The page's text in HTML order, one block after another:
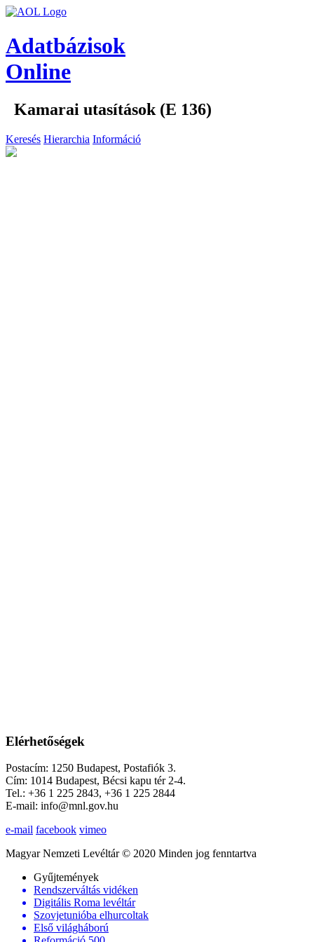
Adatbázisok
Online
Kamarai utasítások (E 136)
Keresés Hierarchia Információ
Elérhetőségek
Postacím: 1250 Budapest, Postafiók 3.
Cím: 1014 Budapest, Bécsi kapu tér 2-4.
Tel.: +36 1 225 2843, +36 1 225 2844
E-mail: info@mnl.gov.hu
e-mail facebook vimeo
Magyar Nemzeti Levéltár © 2020 Minden jog fenntartva
Gyűjtemények
Rendszerváltás vidéken
Digitális Roma levéltár
Szovjetunióba elhurcoltak
Első világháború